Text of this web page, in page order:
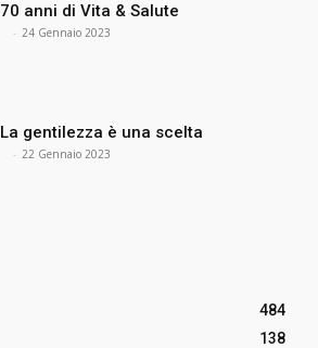
70 anni di Vita & Salute
- 24 Gennaio 2023
La gentilezza è una scelta
- 22 Gennaio 2023
484
138